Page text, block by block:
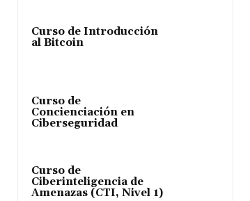
Curso de Introducción
al Bitcoin
Curso de
Concienciación en
Ciberseguridad
Curso de
Ciberinteligencia de
Amenazas (CTI, Nivel 1)